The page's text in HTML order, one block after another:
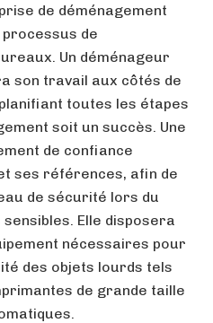
de déménagement
de
Un déménageur
son travail aux côtés de
toutes les étapes
soit un succès. Une
de confiance
ses références, afin de
de sécurité lors du
Elle disposera
nécessaires pour
des objets lourds tels
de grande taille